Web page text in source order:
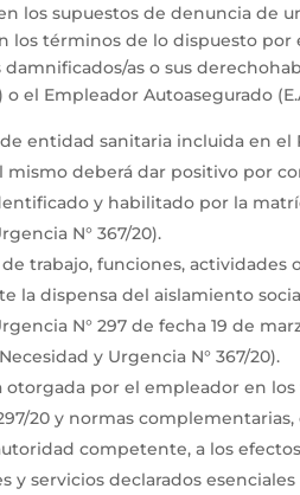
los supuestos de denuncia de
los términos de lo dispuesto
damnificados/as o sus
o el Empleador Autoasegurado
entidad sanitaria incluida en
mismo deberá dar positivo por
y habilitado por la
N° 367/20).
trabajo, funciones, actividades
la dispensa del aislamiento
N° 297 de fecha 19 de
y Urgencia N° 367/20).
otorgada por el empleador en
20 y normas
competente, a los
y servicios declarados